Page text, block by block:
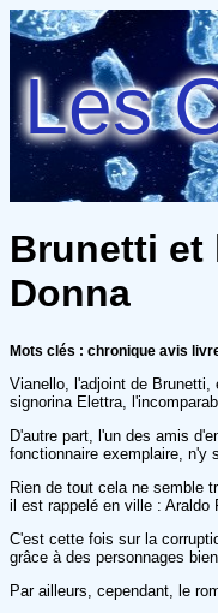
Les
Brunetti et
Donna
Mots clés : chronique avis
Vianello, l'adjoint de
signorina Elettra,
D'autre part, l'un des amis
fonctionnaire exemplaire, n'y
Rien de tout cela ne semble
il est rappelé en ville : Araldo
C'est cette fois sur la
grâce à des personnages
Par ailleurs, cependant, le